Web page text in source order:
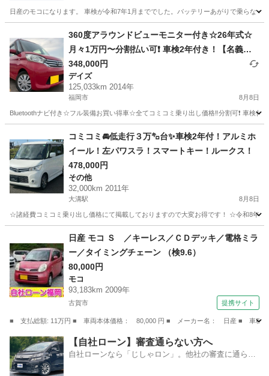
日産のモコになります。 車検が令和7年1月まででした。バッテリーあがりで乗らな
小竹駅 モコ 日産モコ
360度アラウンドビューモニター付き☆26年式☆
月々1万円〜分割払い可❗️ 車検2年付き！【名義変
更代込み】大人気☆日産 デイズルークス☆Blueto
othナビ付き☆走行中DVD見れます☆ETC付き☆ア
ラウンドビューモニター付き☆電動スライドドア
348,000円
デイズ
125,033km 2014年
福岡市 8月8日
Bluetoothナビ付き☆フル装備お買い得車☆全てコミコミ乗り出し価格‼️分割可❗️ 車検
走行距離
コミコミ🚘低走行３万㌔台✨車検2年付！アルミホ
イール！左パワスラ！スマートキー！ルークス！
478,000円
その他
32,000km 2011年
大溝駅 8月8日
☆諸経費コミコミ乗り出し価格にて掲載しておりますので大変お得です！ ☆令和8年
大溝駅 その他
日産 モコ Ｓ ／キーレス／ＣＤデッキ／電格ミラ
ー／タイミングチェーン （検9.6）
80,000円
モコ
93,183km 2009年
古賀市 提携サイト
■ 支払総額: 11万円 ■ 車両本体価格： 80,000 円 ■ メーカー名： 日産 ■ 車種
福岡 古賀市 モコ
【自社ローン】審査通らない方へ
自社ローンなら「じしゃロン」。他社の審査に通らな